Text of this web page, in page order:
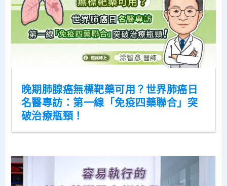
晚期肺腺癌無標靶藥可用？世界肺癌日
名醫專訪：第一線「免疫四藥聯合」突
破治療瓶頸！